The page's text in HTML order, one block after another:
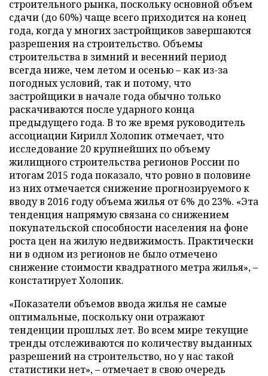
строительного рынка, поскольку основной объем
сдачи (до 60%) чаще всего приходится на конец
года, когда у многих застройщиков завершаются
разрешения на строительство. Объемы
строительства в зимний и весенний период
всегда ниже, чем летом и осенью – как из-за
погодных условий, так и потому, что
застройщики в начале года обычно только
раскачиваются после ударного конца
предыдущего года. В то же время руководитель
ассоциации Кирилл Холопик отмечает, что
исследование 20 крупнейших по объему
жилищного строительства регионов России по
итогам 2015 года показало, что ровно в половине
из них отмечается снижение прогнозируемого к
вводу в 2016 году объема жилья от 6% до 23%. «Эта
тенденция напрямую связана со снижением
покупательской способности населения на фоне
роста цен на жилую недвижимость. Практически
ни в одном из регионов не было отмечено
снижение стоимости квадратного метра жилья», –
констатирует Холопик.
«Показатели объемов ввода жилья не самые
оптимальные, поскольку они отражают
тенденции прошлых лет. Во всем мире текущие
тренды отслеживаются по количеству выданных
разрешений на строительство, но у нас такой
статистики нет», – отмечает в свою очередь